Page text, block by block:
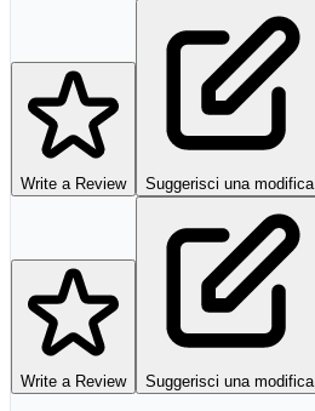
Write a Review Suggerisci una modifica
Write a Review Suggerisci una modifica